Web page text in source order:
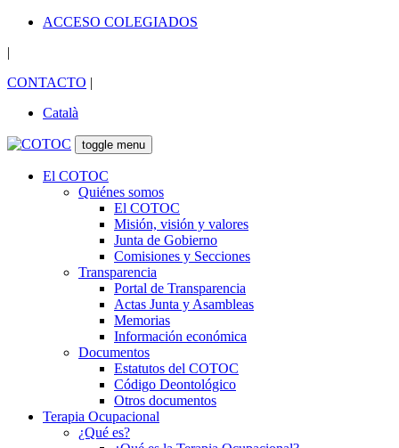
ACCESO COLEGIADOS
|
CONTACTO |
Català
toggle menu
El COTOC
Quiénes somos
El COTOC
Misión, visión y valores
Junta de Gobierno
Comisiones y Secciones
Transparencia
Portal de Transparencia
Actas Junta y Asambleas
Memorias
Información económica
Documentos
Estatutos del COTOC
Código Deontológico
Otros documentos
Terapia Ocupacional
¿Qué es?